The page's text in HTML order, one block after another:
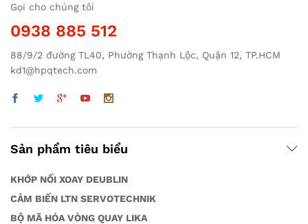
Gọi cho chúng tôi
0938 885 512
88/9/2 đường TL40, Phường Thạnh Lộc, Quận 12, TP.HCM
kd1@hpqtech.com
Sản phẩm tiêu biểu
KHỚP NỐI XOAY DEUBLIN
CẢM BIẾN LTN SERVOTECHNIK
BỘ MÃ HÓA VÒNG QUAY LIKA